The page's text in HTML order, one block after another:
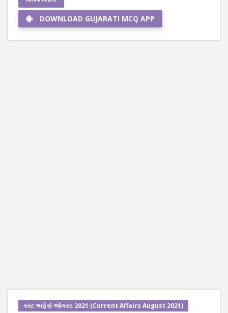
DOWNLOAD GUJARATI MCQ APP
કરંટ અફેર્સ ઓગસ્ટ 2021 (Current Affairs August 2021)